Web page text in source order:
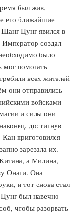
был жив,
его ближайшие
Цунг явился в
создал
было
помогать
всех жителей
они отправились
войсками
и силы они
достигнув
приготовился
зарезала их.
а Милина,
Онаги. Она
и тот снова стал
был навечно
чтобы разорвать